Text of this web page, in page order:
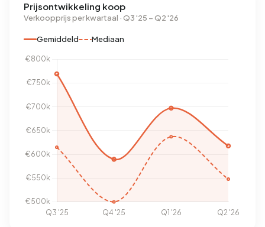
Prijsontwikkeling koop
Verkoopprijs per kwartaal · Q3 '25 – Q2 '26
Gemiddeld Mediaan